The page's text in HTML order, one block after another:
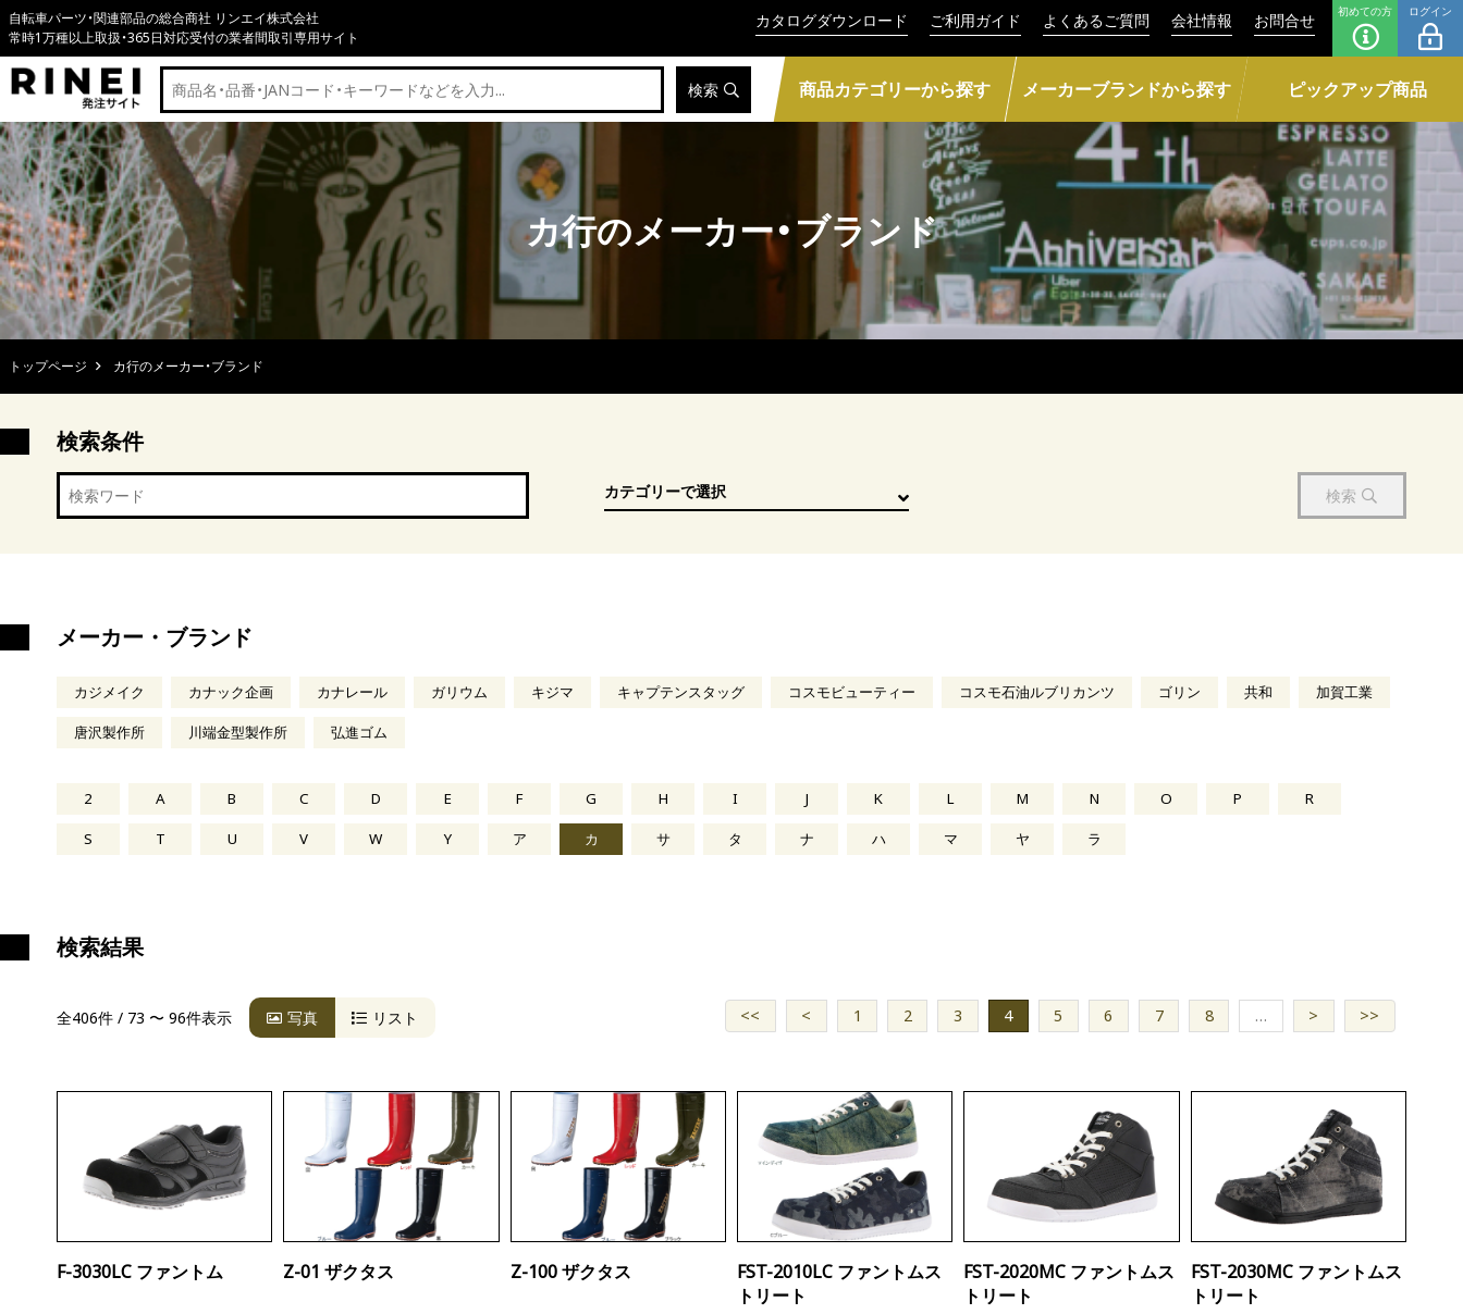
自転車パーツ・関連部品の総合商社 リンエイ株式会社
常時1万種以上取扱・365日対応受付の業者間取引専用サイト
カタログダウンロード ご利用ガイド よくあるご質問 会社情報 お問合せ 初めての方 ログイン
検索 商品カテゴリーから探す メーカーブランドから探す ピックアップ商品
カ行のメーカー・ブランド
トップページ カ行のメーカー・ブランド
検索条件
検索
メーカー・ブランド
カジメイク カナック企画 カナレール ガリウム キジマ キャプテンスタッグ コスモビューティー コスモ石油ルブリカンツ ゴリン 共和 加賀工業
唐沢製作所 川端金型製作所 弘進ゴム
2 A B C D E F G H I J K L M N O P R
S T U V W Y ア カ サ タ ナ ハ マ ヤ ラ
検索結果
全406件 / 73 〜 96件表示 写真 リスト << < 1 2 3 4 5 6 7 8 … > >>
F-3030LC ファントム Z-01 ザクタス Z-100 ザクタス
FST-2010LC ファントムス
トリート
FST-2020MC ファントムス
トリート
FST-2030MC ファントムス
トリート